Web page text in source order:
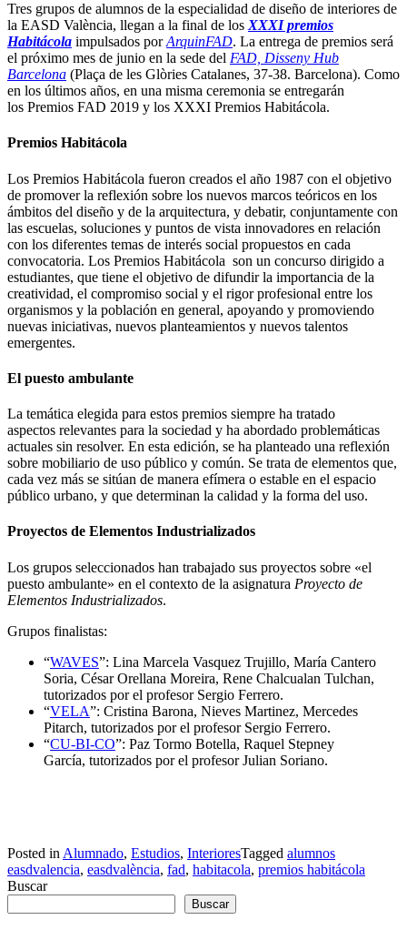
Tres grupos de alumnos de la especialidad de diseño de interiores de
la EASD València, llegan a la final de los XXXI premios
Habitácola impulsados porArquinFAD. La entrega de premios será
el próximo mes de junio en la sede del FAD, Disseny Hub
Barcelona (Plaça de les Glòries Catalanes, 37-38. Barcelona). Como
en los últimos años, en una misma ceremonia se entregarán
los Premios FAD 2019 y los XXXI Premios Habitácola.
Premios Habitácola
Los Premios Habitácola fueron creados el año 1987 con el objetivo
de promover la reflexión sobre los nuevos marcos teóricos en los
ámbitos del diseño y de la arquitectura, y debatir, conjuntamente con
las escuelas, soluciones y puntos de vista innovadores en relación
con los diferentes temas de interés social propuestos en cada
convocatoria. Los Premios Habitácola son un concurso dirigido a
estudiantes, que tiene el objetivo de difundir la importancia de la
creatividad, el compromiso social y el rigor profesional entre los
organismos y la población en general, apoyando y promoviendo
nuevas iniciativas, nuevos planteamientos y nuevos talentos
emergentes.
El puesto ambulante
La temática elegida para estos premios siempre ha tratado
aspectos relevantes para la sociedad y ha abordado problemáticas
actuales sin resolver. En esta edición, se ha planteado una reflexión
sobre mobiliario de uso público y común. Se trata de elementos que,
cada vez más se sitúan de manera efímera o estable en el espacio
público urbano, y que determinan la calidad y la forma del uso.
Proyectos de Elementos Industrializados
Los grupos seleccionados han trabajado sus proyectos sobre «el
puesto ambulante» en el contexto de la asignatura Proyecto de
Elementos Industrializados.
Grupos finalistas:
“WAVES”: Lina Marcela Vasquez Trujillo, María Cantero
Soria, César Orellana Moreira, Rene Chalcualan Tulchan,
tutorizados por el profesor Sergio Ferrero.
“VELA”: Cristina Barona, Nieves Martinez, Mercedes
Pitarch, tutorizados por el profesor Sergio Ferrero.
“CU-BI-CO”: Paz Tormo Botella, Raquel Stepney
García, tutorizados por el profesor Julian Soriano.
Posted in Alumnado, Estudios, InterioresTagged alumnos
easdvalencia, easdvalència, fad, habitacola, premios habitácola
Buscar
Buscar